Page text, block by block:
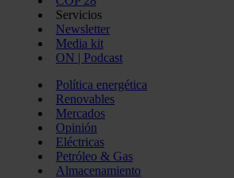
Servicios
Newsletter
Media kit
ON | Podcast
Política energética
Renovables
Mercados
Opinión
Eléctricas
Petróleo & Gas
Almacenamiento